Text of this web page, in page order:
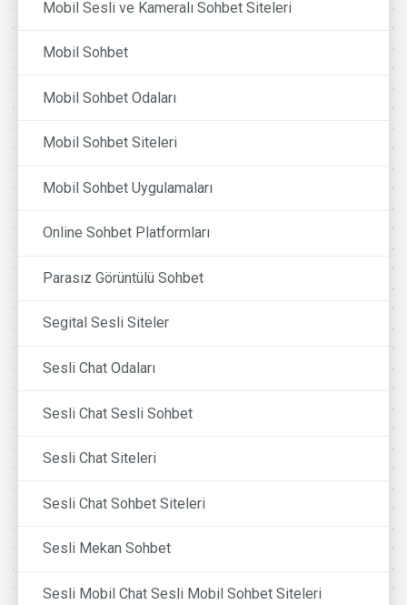
Mobil Sesli ve Kameralı Sohbet Siteleri
Mobil Sohbet
Mobil Sohbet Odaları
Mobil Sohbet Siteleri
Mobil Sohbet Uygulamaları
Online Sohbet Platformları
Parasız Görüntülü Sohbet
Segital Sesli Siteler
Sesli Chat Odaları
Sesli Chat Sesli Sohbet
Sesli Chat Siteleri
Sesli Chat Sohbet Siteleri
Sesli Mekan Sohbet
Sesli Mobil Chat Sesli Mobil Sohbet Siteleri